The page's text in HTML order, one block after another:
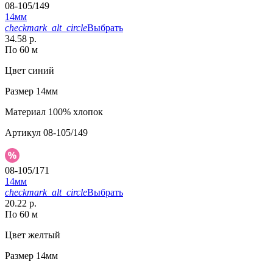
08-105/149
14мм
checkmark_alt_circleВыбрать
34.58 р.
По 60 м
Цвет синий
Размер 14мм
Материал 100% хлопок
Артикул 08-105/149
08-105/171
14мм
checkmark_alt_circleВыбрать
20.22 р.
По 60 м
Цвет желтый
Размер 14мм